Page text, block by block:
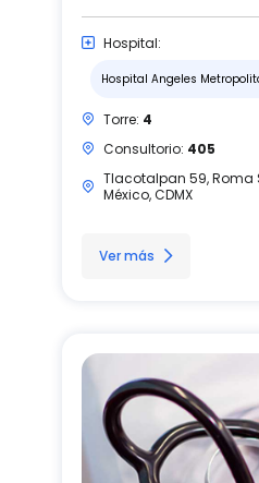
Hospital:
Hospital Angeles
Torre: 4
Consultorio: 405
Tlacotalpan 59, Roma
México, CDMX
Ver más